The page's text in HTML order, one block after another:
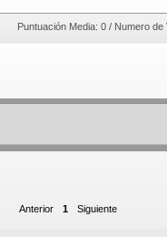
Puntuación Media: 0 / Numero de
Anterior 1 Siguiente